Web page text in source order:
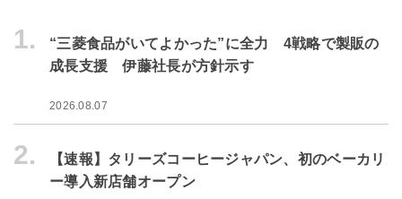
1.
“三菱食品がいてよかった”に全力 4戦略で製販の
成長支援 伊藤社長が方針示す
2026.08.07
2.
【速報】タリーズコーヒージャパン、初のベーカリ
ー導入新店舗オープン